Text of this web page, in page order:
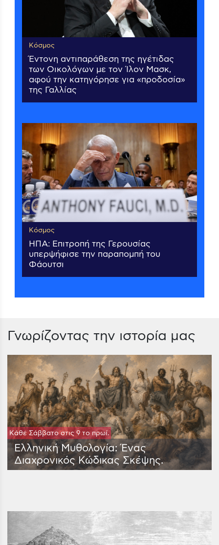
Κόσμος
Έντονη αντιπαράθεση της ηγέτιδας
των Οικολόγων με τον Ίλον Μασκ,
αφού την κατηγόρησε για «προδοσία»
της Γαλλίας
Κόσμος
ΗΠΑ: Επιτροπή της Γερουσίας
υπερψήφισε την παραπομπή του
Φάουτσι
Γνωρίζοντας την ιστορία μας
Κάθε Σάββατο στις 9 το πρωί.
Ελληνική Μυθολογία: Ένας
Διαχρονικός Κώδικας Σκέψης.